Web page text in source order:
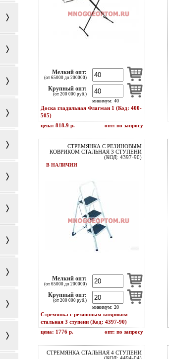
Мелкий опт:
(от 65000 до 200000)
Крупный опт:
(от 200 000 руб.)
минимум: 40
Доска гладильная Флагман 1 (Код: 400-
505)
цена: 818.9 р.
опт: по запросу
СТРЕМЯНКА С РЕЗИНОВЫМ
КОВРИКОМ СТАЛЬНАЯ 3 СТУПЕНИ
(КОД: 4397-90)
В НАЛИЧИИ
Мелкий опт:
(от 65000 до 200000)
Крупный опт:
(от 200 000 руб.)
минимум: 20
Стремянка с резиновым ковриком
стальная 3 ступени (Код: 4397-90)
цена: 1776 р.
опт: по запросу
СТРЕМЯНКА СТАЛЬНАЯ 4 СТУПЕНИ